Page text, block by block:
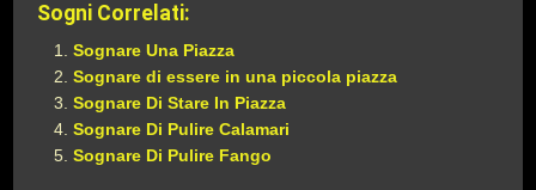
Sogni Correlati:
Sognare Una Piazza
Sognare di essere in una piccola piazza
Sognare Di Stare In Piazza
Sognare Di Pulire Calamari
Sognare Di Pulire Fango